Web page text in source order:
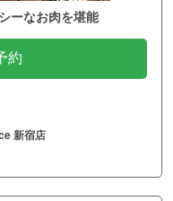
ーなお肉を堪能
約
新宿店